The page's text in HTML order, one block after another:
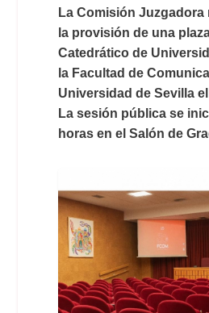
Doble Grado PER/CAV
Comunicación Audiovisual
Doble Grado PER/CAV
Boletines
La Comisión Juzgadora
la provisión de una
Catedrático de
la Facultad de
Universidad de Sevilla
La sesión pública se
horas en el Salón de